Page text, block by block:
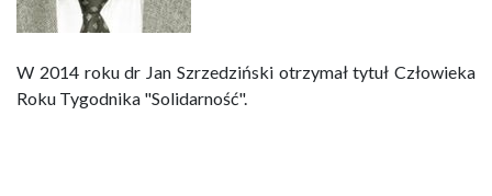
W 2014 roku dr Jan Szrzedziński otrzymał tytuł Człowieka
Roku Tygodnika "Solidarność".